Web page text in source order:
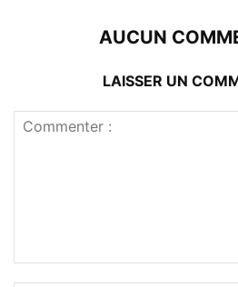
AUCUN
LAISSER UN